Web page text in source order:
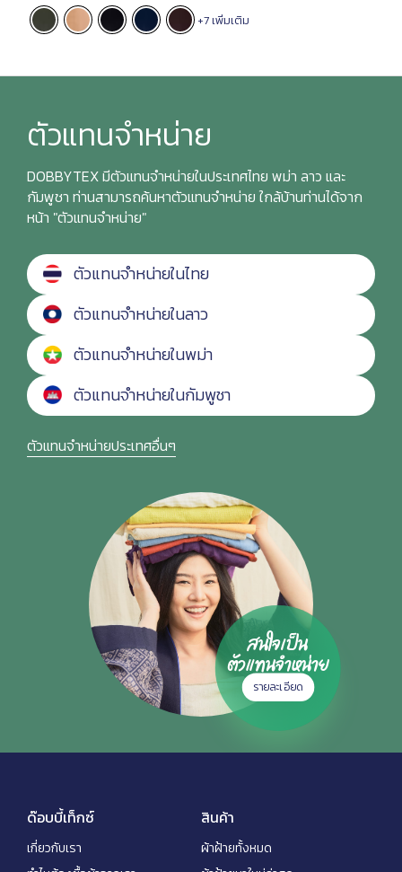
+7 เพิ่มเติม
ตัวแทนจำหน่าย
DOBBYTEX มีตัวแทนจำหน่ายในประเทศไทย พม่า ลาว และ
กัมพูชา ท่านสามารถค้นหาตัวแทนจำหน่าย ใกล้บ้านท่านได้จาก
หน้า "ตัวแทนจำหน่าย"
ตัวแทนจำหน่ายในไทย
ตัวแทนจำหน่ายในลาว
ตัวแทนจำหน่ายในพม่า
ตัวแทนจำหน่ายในกัมพูชา
ตัวแทนจำหน่ายประเทศอื่นๆ
สนใจเป็น
ตัวแทนจำหน่าย
รายละเอียด
ด๊อบบี้เท็กซ์
เกี่ยวกับเรา
สินค้า
ผ้าฝ้ายทั้งหมด